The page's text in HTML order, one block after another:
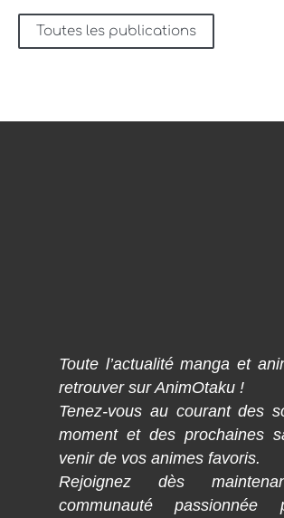
Toutes les publications
Toute l’actualité manga et
retrouver sur AnimOtaku !
Tenez-vous au courant des
moment et des prochaines
venir de vos animes favoris.
Rejoignez dès
communauté